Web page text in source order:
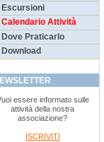
Escursioni
Calendario Attività
Dove Praticarlo
Download
essere informato sulle
attività della nostra
associazione?
ISCRIVITI